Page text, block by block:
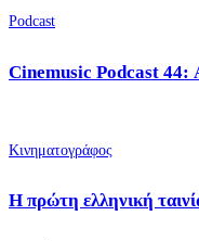
Podcast
Cinemusic Podcast 44:
Κινηματογράφος
Η πρώτη ελληνική